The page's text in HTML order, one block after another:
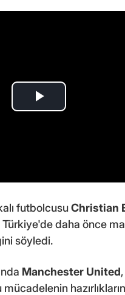
futbolcusuChristian
daha önce
söyledi.
Manchester United